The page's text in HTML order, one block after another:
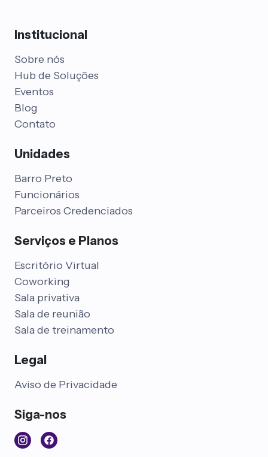
Institucional
Sobre nós
Hub de Soluções
Eventos
Blog
Contato
Unidades
Barro Preto
Funcionários
Parceiros Credenciados
Serviços e Planos
Escritório Virtual
Coworking
Sala privativa
Sala de reunião
Sala de treinamento
Legal
Aviso de Privacidade
Siga-nos